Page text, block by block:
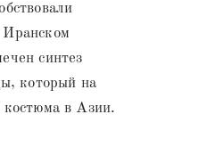
Иранском
синтез
который на
костюма в Азии.